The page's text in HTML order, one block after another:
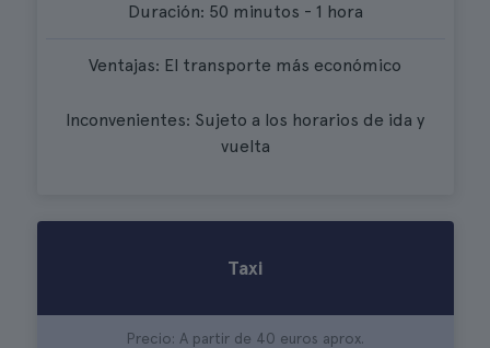
Duración: 50 minutos - 1 hora
Ventajas: El transporte más económico
Inconvenientes: Sujeto a los horarios de ida y
vuelta
Taxi
Precio: A partir de 40 euros aprox.